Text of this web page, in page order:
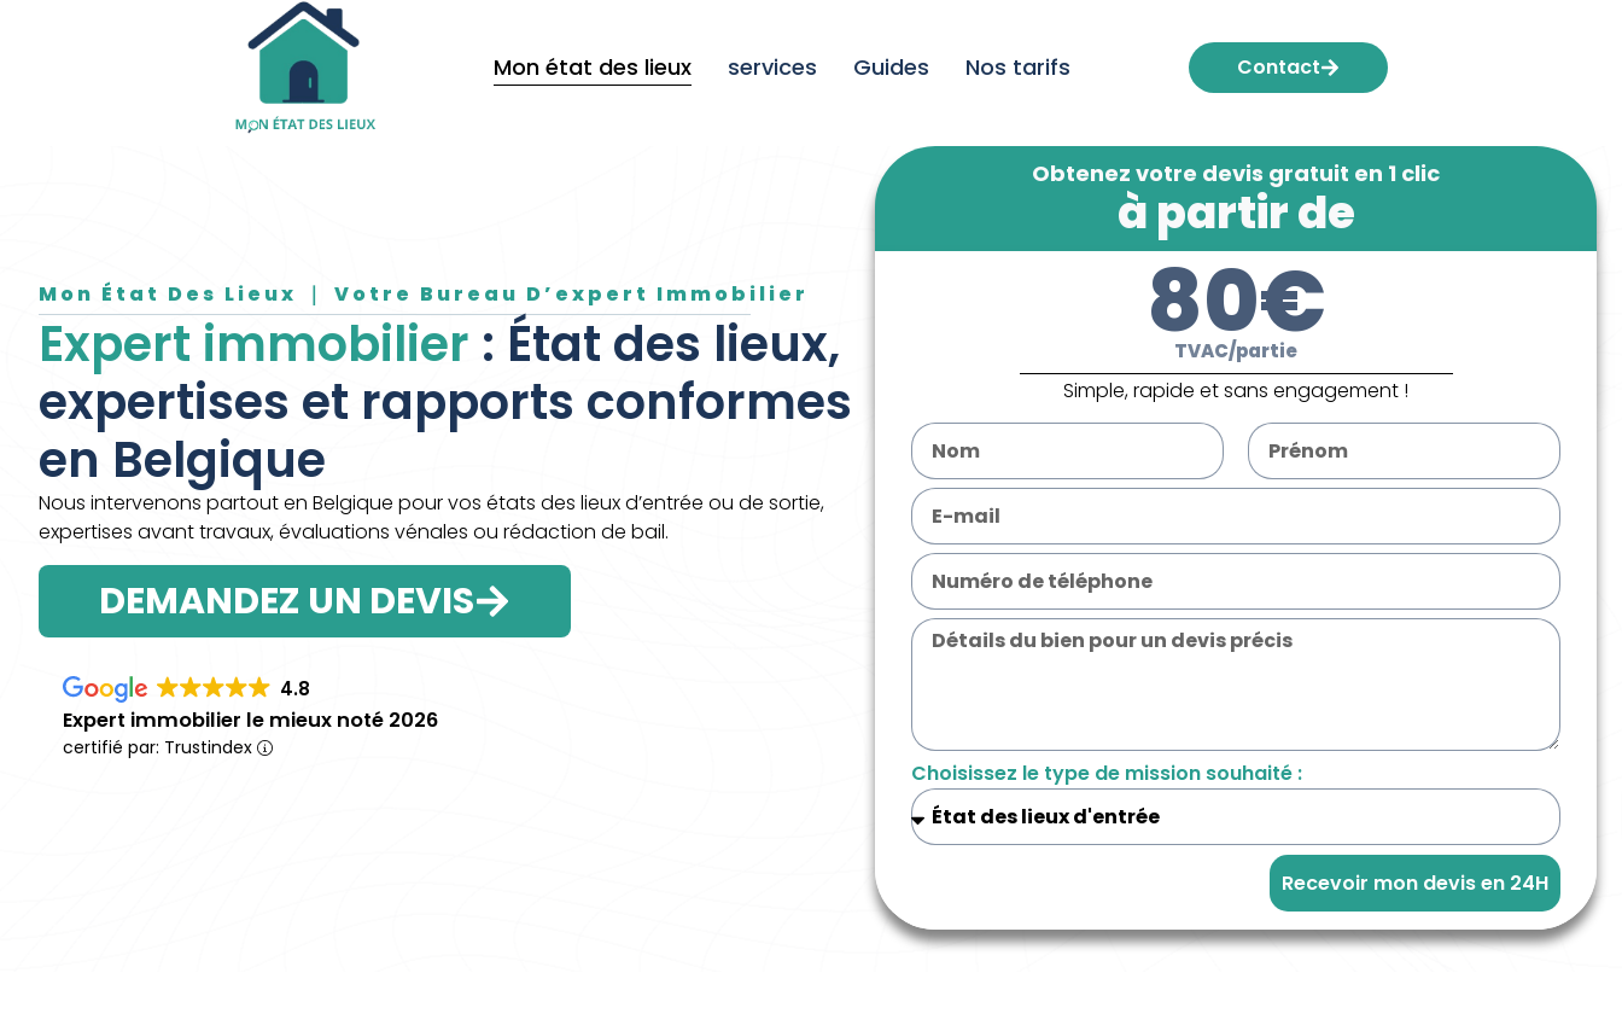
Mon état des lieux services Guides Nos tarifs Contact
Mon État Des Lieux ｜ Votre Bureau D’expert Immobilier
Expert immobilier : État des lieux,
expertises et rapports conformes
en Belgique
Nous intervenons partout en Belgique pour vos états des lieux d’entrée ou de sortie,
expertises avant travaux, évaluations vénales ou rédaction de bail.
DEMANDEZ UN DEVIS
4.8
Expert immobilier le mieux noté 2026
certifié par: Trustindex
Obtenez votre devis gratuit en 1 clic
à partir de
80€
TVAC/partie
Simple, rapide et sans engagement !
Choisissez le type de mission souhaité :
Recevoir mon devis en 24H